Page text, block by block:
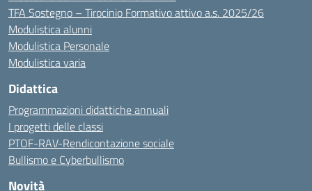
TFA Sostegno – Tirocinio Formativo attivo a.s. 2025/26
Modulistica alunni
Modulistica Personale
Modulistica varia
Didattica
Programmazioni didattiche annuali
I progetti delle classi
PTOF-RAV-Rendicontazione sociale
Bullismo e Cyberbullismo
Novità